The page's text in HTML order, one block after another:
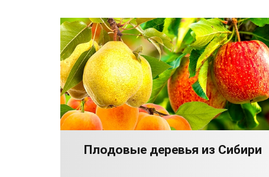
Плодовые деревья из Сибири